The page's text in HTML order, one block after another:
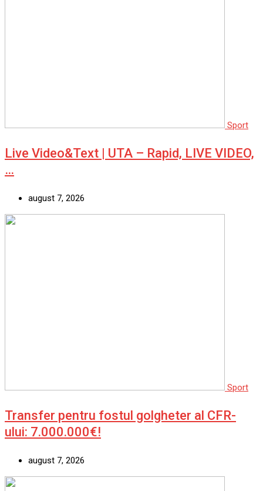
Sport
Live Video&Text | UTA – Rapid, LIVE VIDEO,
…
august 7, 2026
Sport
Transfer pentru fostul golgheter al CFR-
ului: 7.000.000€!
august 7, 2026